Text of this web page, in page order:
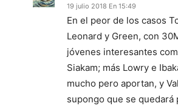
19 julio 2018 En 15:49
En el peor de los casos
Leonard y Green, con
jóvenes interesantes
Siakam; más Lowry e
mucho pero aportan, y
supongo que se